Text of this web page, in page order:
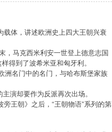
载体，讲述欧洲史上四大王朝兴衰
，马克西米利安一世登上德意志国
得到了波希米亚和匈牙利。
洲名门中的名门，与哈布斯堡家族
演却要作为反派再次出场。
王朝》之后，“王朝物语”系列的第